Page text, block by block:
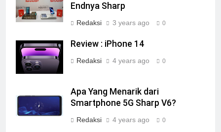
Endnya Sharp
Redaksi 3 years ago 0
Review : iPhone 14
Redaksi 4 years ago 0
Apa Yang Menarik dari
Smartphone 5G Sharp V6?
Redaksi 4 years ago 0